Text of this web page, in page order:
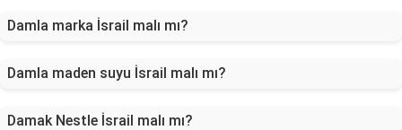
Damla marka İsrail malı mı?
Damla maden suyu İsrail malı mı?
Damak Nestle İsrail malı mı?